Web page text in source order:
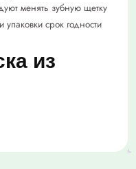
менять зубную щетку
срок годности
из